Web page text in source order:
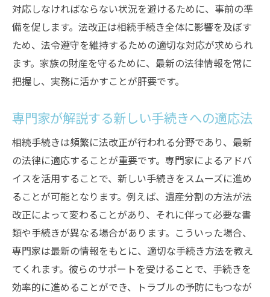
対応しなければならない状況を避けるために、事前の準
備を促します。法改正は相続手続き全体に影響を及ぼす
ため、法令遵守を維持するための適切な対応が求められ
ます。家族の財産を守るために、最新の法律情報を常に
把握し、実務に活かすことが肝要です。
専門家が解説する新しい手続きへの適応法
相続手続きは頻繁に法改正が行われる分野であり、最新
の法律に適応することが重要です。専門家によるアドバ
イスを活用することで、新しい手続きをスムーズに進め
ることが可能となります。例えば、遺産分割の方法が法
改正によって変わることがあり、それに伴って必要な書
類や手続きが異なる場合があります。こういった場合、
専門家は最新の情報をもとに、適切な手続き方法を教え
てくれます。彼らのサポートを受けることで、手続きを
効率的に進めることができ、トラブルの予防にもつなが